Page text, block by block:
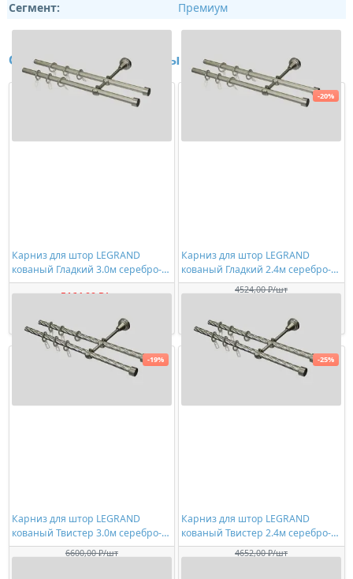
Сегмент:
Премиум
Сопутствующие товары
Карниз для штор LEGRAND
кованый Гладкий 3.0м серебро-
матовое
5164,00 ₽/шт
Карниз для штор LEGRAND
кованый Гладкий 2.4м серебро-
матовое
4524,00 ₽/шт
-20%
Карниз для штор LEGRAND
кованый Твистер 3.0м серебро-
матовое
6600,00 ₽/шт
-19%
Карниз для штор LEGRAND
кованый Твистер 2.4м серебро-
матовое
4652,00 ₽/шт
-25%